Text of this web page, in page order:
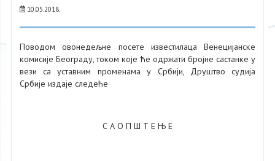
10.05.2018.
Поводом овонедељне посете известилаца Венецијанске
комисије Београду, током које ће одржати бројне састанке у
вези са уставним променама у Србији, Друштво судија
Србије издаје следеће
С А О П Ш Т Е Њ Е